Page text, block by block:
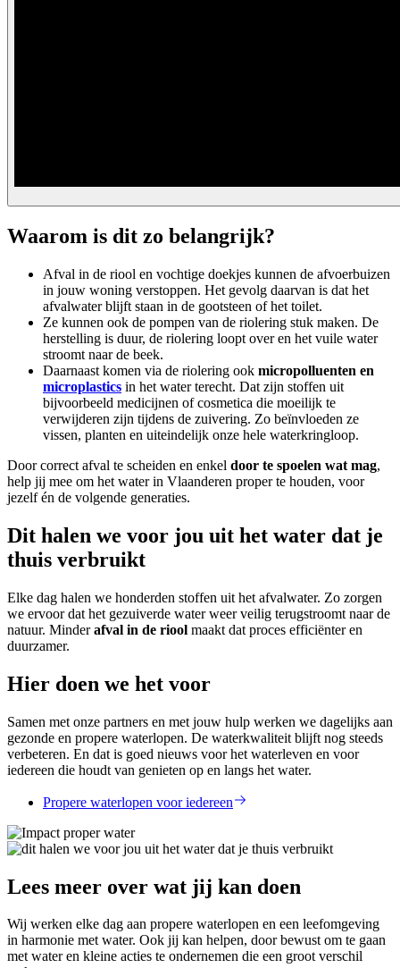
Waarom is dit zo belangrijk?
Afval in de riool en vochtige doekjes kunnen de afvoerbuizen
in jouw woning verstoppen. Het gevolg daarvan is dat het
afvalwater blijft staan in de gootsteen of het toilet.
Ze kunnen ook de pompen van de riolering stuk maken. De
herstelling is duur, de riolering loopt over en het vuile water
stroomt naar de beek.
Daarnaast komen via de riolering ook micropolluenten en
microplastics in het water terecht. Dat zijn stoffen uit
bijvoorbeeld medicijnen of cosmetica die moeilijk te
verwijderen zijn tijdens de zuivering. Zo beïnvloeden ze
vissen, planten en uiteindelijk onze hele waterkringloop.
Door correct afval te scheiden en enkel door te spoelen wat mag,
help jij mee om het water in Vlaanderen proper te houden, voor
jezelf én de volgende generaties.
Dit halen we voor jou uit het water dat je
thuis verbruikt
Elke dag halen we honderden stoffen uit het afvalwater. Zo zorgen
we ervoor dat het gezuiverde water weer veilig terugstroomt naar de
natuur. Minderafval in de riool maakt dat proces efficiënter en
duurzamer.
Hier doen we het voor
Samen met onze partners en met jouw hulp werken we dagelijks aan
gezonde en propere waterlopen. De waterkwaliteit blijft nog steeds
verbeteren. En dat is goed nieuws voor het waterleven en voor
iedereen die houdt van genieten op en langs het water.
Propere waterlopen voor iedereen
Lees meer over wat jij kan doen
Wij werken elke dag aan propere waterlopen en een leefomgeving
in harmonie met water. Ook jij kan helpen, door bewust om te gaan
met water en kleine acties te ondernemen die een groot verschil